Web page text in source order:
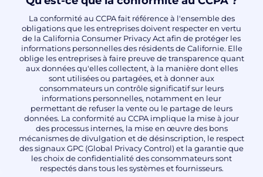
La conformité au CCPA fait référence à l'ensemble des
obligations que les entreprises doivent respecter en vertu
de la California Consumer Privacy Act afin de protéger les
informations personnelles des résidents de Californie. Elle
oblige les entreprises à faire preuve de transparence quant
aux données qu'elles collectent, à la manière dont elles
sont utilisées ou partagées, et à donner aux
consommateurs un contrôle significatif sur leurs
informations personnelles, notamment en leur
permettant de refuser la vente ou le partage de leurs
données. La conformité au CCPA implique la mise à jour
des processus internes, la mise en œuvre des bons
mécanismes de divulgation et de désinscription, le respect
des signaux GPC (Global Privacy Control) et la garantie que
les choix de confidentialité des consommateurs sont
respectés dans tous les systèmes et fournisseurs.